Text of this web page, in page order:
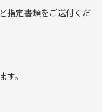
指定書類をご送付くだ
。